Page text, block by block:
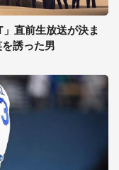
直前生放送が決ま
誘った男